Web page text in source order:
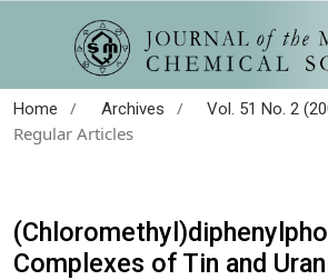
Home / Archives / Vol. 51 No. 2
Regular Articles
Complexes of Tin and